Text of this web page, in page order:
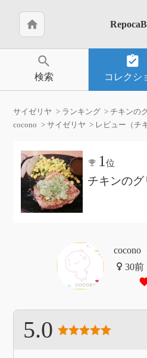
home
search
検索
assignment_turned_in
コレクシ
サイゼリヤ ランキング チキンの
cocono
サイゼリヤ レビュー（チ
1位
チキンのグ
cocono
5.0